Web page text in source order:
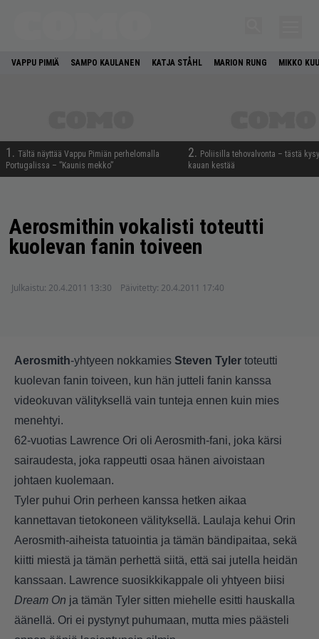
VAPPU PIMIÄ SAMPO KAULANEN KATJA STÅHL MARION RUNG MIKKO
1. Tältä näyttää Vappu Pimiän perhelomalla
Portugalissa – ”Kaunis mekko”
2. Poliisilla tehovalvonta – tästä
kauan kestää
Aerosmithin vokalisti toteutti
kuolevan fanin toiveen
Julkaistu: 20.4.2011 13:30 Päivitetty: 20.4.2011 17:40
Aerosmith-yhtyeen nokkamies Steven Tyler toteutti
kuolevan fanin toiveen, kun hän jutteli fanin kanssa
videokuvan välityksellä vain tunteja ennen kuin mies
menehtyi.
62-vuotias Lawrence Ori oli Aerosmith-fani, joka kärsi
sairaudesta, joka rappeutti osaa hänen aivoistaan
johtaen kuolemaan.
Tyler puhui Orin perheen kanssa hetken aikaa
kannettavan tietokoneen välityksellä. Laulaja kehui Orin
Aerosmith-aiheista tatuointia ja tämän bändipaitaa, sekä
kiitti miestä ja tämän perhettä siitä, että sai jutella heidän
kanssaan. Lawrence suosikkikappale oli yhtyeen biisi
Dream On ja tämän Tyler sitten miehelle esitti hauskalla
äänellä. Ori ei pystynyt puhumaan, mutta mies päästeli